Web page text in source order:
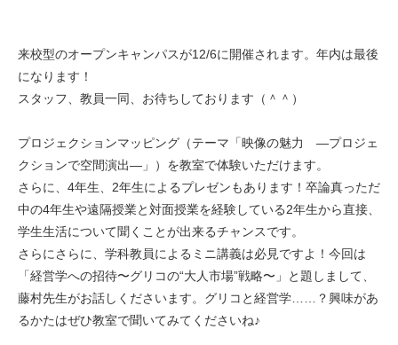
来校型のオープンキャンパスが12/6に開催されます。年内は最後
になります！
スタッフ、教員一同、お待ちしております（＾＾）
プロジェクションマッピング（テーマ「映像の魅力 ―プロジェ
クションで空間演出― 」）を教室で体験いただけます。
さらに、4年生、2年生によるプレゼンもあります！卒論真っただ
中の4年生や遠隔授業と対面授業を経験している2年生から直接、
学生生活について聞くことが出来るチャンスです。
さらにさらに、学科教員によるミニ講義は必見ですよ！今回は
「経営学への招待〜グリコの“大人市場”戦略〜」と題しまして、
藤村先生がお話しくださいます。グリコと経営学……？興味があ
るかたはぜひ教室で聞いてみてくださいね♪